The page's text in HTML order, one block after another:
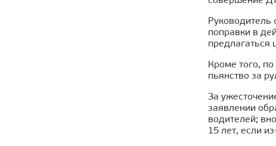
Руководитель
поправки в
предлагаться
Кроме того,
пьянство за
За
заявлении
водителей;
15 лет, если